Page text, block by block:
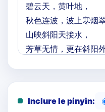
Inclure le pinyin: